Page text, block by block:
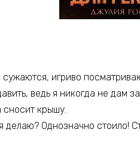
игриво
ведь я никогда не дам
сносит крышу.
Однозначно стоило!